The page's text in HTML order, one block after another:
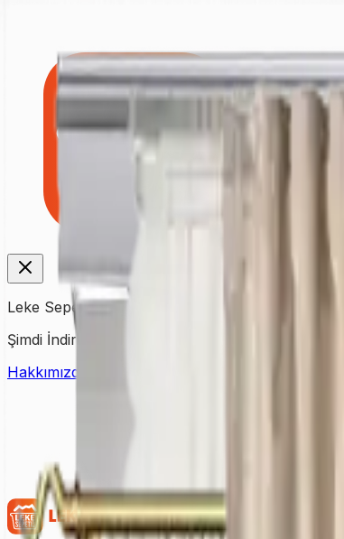
Leke Sepeti
Şimdi İndirin!
Hakkımızda